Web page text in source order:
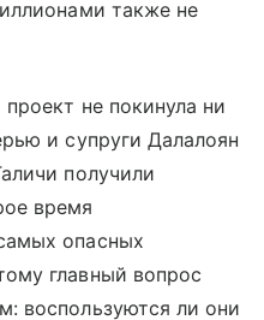
также не
не покинула ни
и супруги Далалоян
получили
время
опасных
главный вопрос
воспользуются ли они